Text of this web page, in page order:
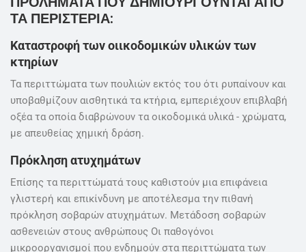
ΤΑ ΠΕΡΙΣΤΕΡΙΑ:
Καταστροφή των οιικοδομικών υλικών των
κτηρίων
Τα περιττώματα των πουλιών εκτός του ότι ρυπαίνουν και
υποβαθμίζουν αισθητικά τα κτήρια, εμπεριέχουν επιβλαβή
οξέα τα οποία διαβρώνουν τα οικοδομικά υλικά - χρώματα,
με απευθείας χημική δράση.
Πρόκληση ατυχημάτων
Επίσης τα περιττώματά τους καθιστούν μια επιφάνεια
γλιστερή και επικίνδυνη με αποτέλεσμα την πιθανή
πρόκληση σοβαρών ατυχημάτων. Μετάδοση σοβαρών
ασθενειών στους ανθρώπους Οι παθογόνοι
μικροοργανισμοί που ενδημούν στα περιττώματα των